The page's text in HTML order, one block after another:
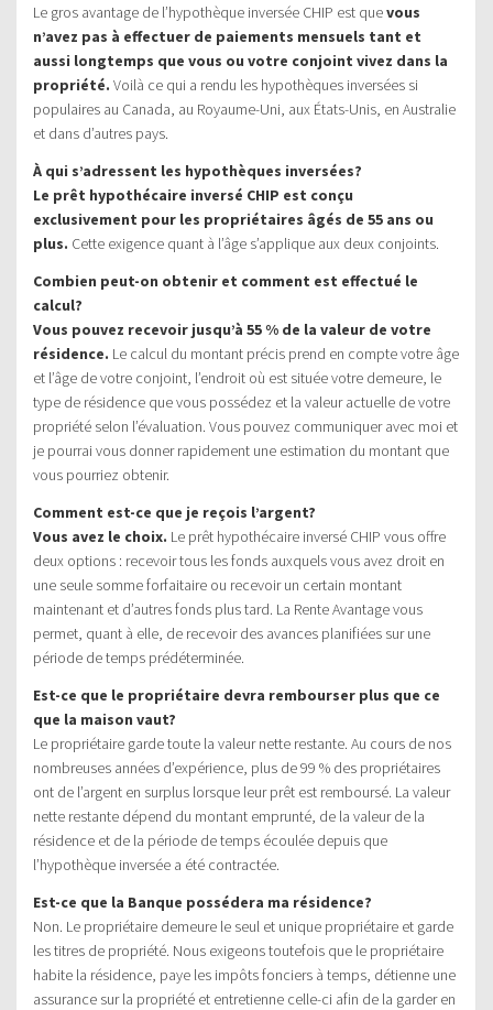
Le gros avantage de l’hypothèque inversée CHIP est quevous
n’avez pas à effectuer de paiements mensuels tant et
aussi longtemps que vous ou votre conjoint vivez dans la
propriété. Voilà ce qui a rendu les hypothèques inversées si
populaires au Canada, au Royaume-Uni, aux États-Unis, en Australie
et dans d’autres pays.
À qui s’adressent les hypothèques inversées?
Le prêt hypothécaire inversé CHIP est conçu
exclusivement pour les propriétaires âgés de 55 ans ou
plus. Cette exigence quant à l’âge s’applique aux deux conjoints.
Combien peut-on obtenir et comment est effectué le
calcul?
Vous pouvez recevoir jusqu’à 55 % de la valeur de votre
résidence. Le calcul du montant précis prend en compte votre âge
et l’âge de votre conjoint, l’endroit où est située votre demeure, le
type de résidence que vous possédez et la valeur actuelle de votre
propriété selon l’évaluation. Vous pouvez communiquer avec moi et
je pourrai vous donner rapidement une estimation du montant que
vous pourriez obtenir.
Comment est-ce que je reçois l’argent?
Vous avez le choix. Le prêt hypothécaire inversé CHIP vous offre
deux options : recevoir tous les fonds auxquels vous avez droit en
une seule somme forfaitaire ou recevoir un certain montant
maintenant et d’autres fonds plus tard. La Rente Avantage vous
permet, quant à elle, de recevoir des avances planifiées sur une
période de temps prédéterminée.
Est-ce que le propriétaire devra rembourser plus que ce
que la maison vaut?
Le propriétaire garde toute la valeur nette restante. Au cours de nos
nombreuses années d’expérience, plus de 99 % des propriétaires
ont de l’argent en surplus lorsque leur prêt est remboursé. La valeur
nette restante dépend du montant emprunté, de la valeur de la
résidence et de la période de temps écoulée depuis que
l’hypothèque inversée a été contractée.
Est-ce que la Banque possédera ma résidence?
Non. Le propriétaire demeure le seul et unique propriétaire et garde
les titres de propriété. Nous exigeons toutefois que le propriétaire
habite la résidence, paye les impôts fonciers à temps, détienne une
assurance sur la propriété et entretienne celle-ci afin de la garder en